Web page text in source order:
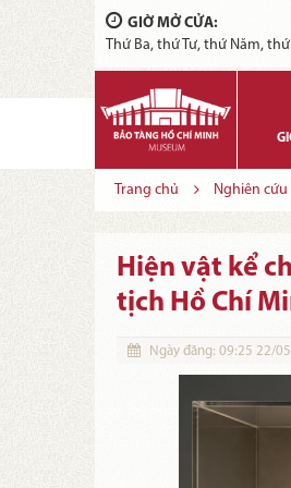
GIỜ MỞ CỬA:
Thứ Ba, thứ Tư, thứ Năm,
Trang chủ Nghiên cứu
Hiện vật kể
tịch Hồ Chí
Ngày đăng: 09:25 22/